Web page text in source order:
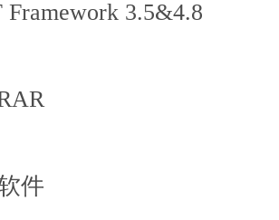
3.5&4.8
件